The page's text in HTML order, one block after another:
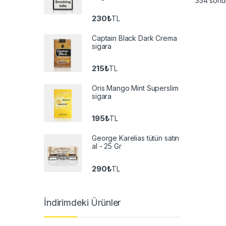
230₺TL
Captain Black Dark Crema
sigara
215₺TL
Oris Mango Mint Superslim
sigara
195₺TL
George Karelias tütün satın
al - 25 Gr
290₺TL
İndirimdeki Ürünler